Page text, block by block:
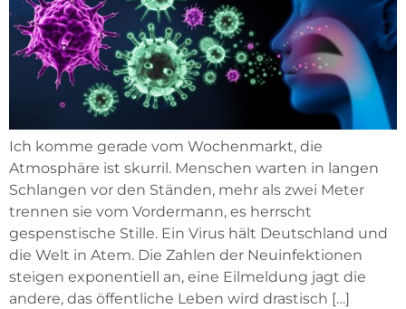
Ich komme gerade vom Wochenmarkt, die
Atmosphäre ist skurril. Menschen warten in langen
Schlangen vor den Ständen, mehr als zwei Meter
trennen sie vom Vordermann, es herrscht
gespenstische Stille. Ein Virus hält Deutschland und
die Welt in Atem. Die Zahlen der Neuinfektionen
steigen exponentiell an, eine Eilmeldung jagt die
andere, das öffentliche Leben wird drastisch […]